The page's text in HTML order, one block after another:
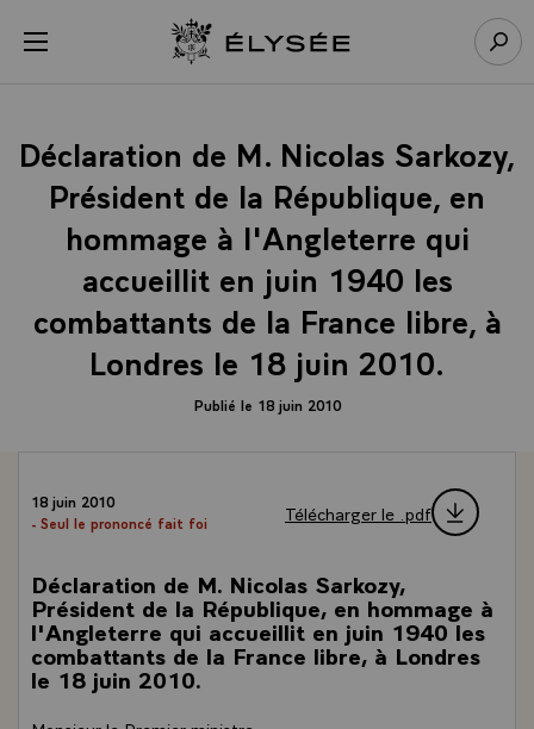
menu Retour à l’accueil Élysée
Déclaration de M. Nicolas Sarkozy,
Président de la République, en
hommage à l'Angleterre qui
accueillit en juin 1940 les
combattants de la France libre, à
Londres le 18 juin 2010.
Publié le 18 juin 2010
18 juin 2010
- Seul le prononcé fait foi
Télécharger le .pdf
Déclaration de M. Nicolas Sarkozy,
Président de la République, en hommage à
l'Angleterre qui accueillit en juin 1940 les
combattants de la France libre, à Londres
le 18 juin 2010.
Panneau de gestion des cookies